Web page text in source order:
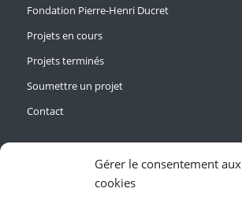
Gérer le consentement aux
cookies
Fondation Pierre-Henri Ducret
Projets en cours
Projets terminés
Soumettre un projet
Contact